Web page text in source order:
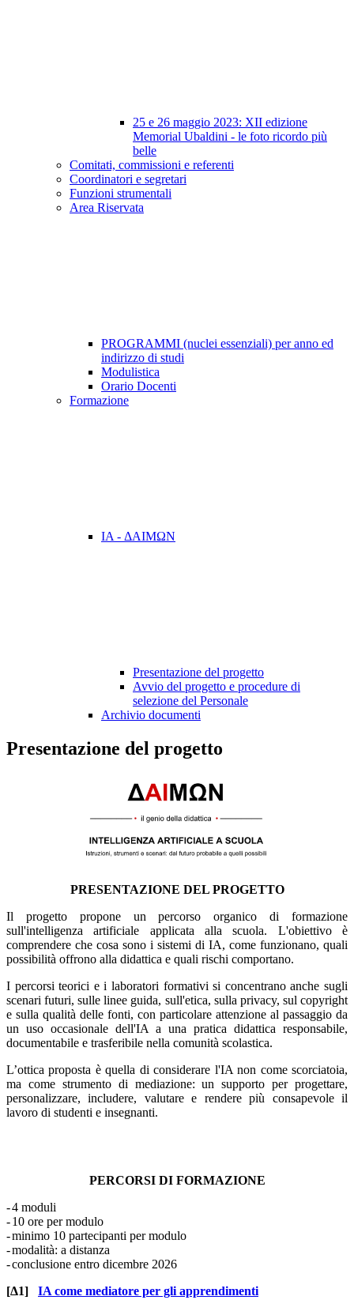
25 e 26 maggio 2023: XII edizione
Memorial Ubaldini - le foto ricordo più
belle
Comitati, commissioni e referenti
Coordinatori e segretari
Funzioni strumentali
Area Riservata
PROGRAMMI (nuclei essenziali) per anno ed
indirizzo di studi
Modulistica
Orario Docenti
Formazione
IA - ΔAIMΩN
Presentazione del progetto
Avvio del progetto e procedure di
selezione del Personale
Archivio documenti
Presentazione del progetto
PRESENTAZIONE DEL PROGETTO
Il progetto propone un percorso organico di formazione
sull'intelligenza artificiale applicata alla scuola. L'obiettivo è
comprendere che cosa sono i sistemi di IA, come funzionano, quali
possibilità offrono alla didattica e quali rischi comportano.
I percorsi teorici e i laboratori formativi si concentrano anche sugli
scenari futuri, sulle linee guida, sull'etica, sulla privacy, sul copyright
e sulla qualità delle fonti, con particolare attenzione al passaggio da
un uso occasionale dell'IA a una pratica didattica responsabile,
documentabile e trasferibile nella comunità scolastica.
L’ottica proposta è quella di considerare l'IA non come scorciatoia,
ma come strumento di mediazione: un supporto per progettare,
personalizzare, includere, valutare e rendere più consapevole il
lavoro di studenti e insegnanti.
PERCORSI DI FORMAZIONE
-4 moduli
-10 ore per modulo
-minimo 10 partecipanti per modulo
-modalità: a distanza
-conclusione entro dicembre 2026
[Δ1]
IA come mediatore per gli apprendimenti